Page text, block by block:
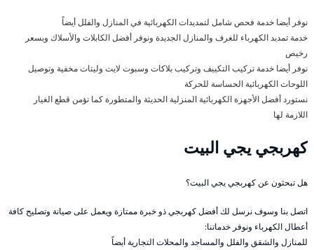
نوفر أيضا خدمة فحص شامل لتمديدات الكهربائية في المنازل والفلل أيضاً
خدمة تمديد الكهرباء للغرف والمنازل الجديدة ونوفر أفضل الكابلات والأسلاك وبسعر
رخيص
نوفر أيضا خدمة تركيب التكييف وتركيب بلاكات وسبوت لايت وليتات مخفية وتوصيل
اللوحات الكهربائية الحساسة للحركة
نستورد أفضل الأجهزة الكهربائية المنزلية الحديثة والمتطورة كما نؤمن قطع الغيار
اللازمة لها
كهربجي يجي البيت
هل تبحثون عن كهربجي يجي البيت؟
اتصل بنا وسوف نرسل لك أفضل كهربجي ذو خبرة ممتازة ويعمل على صيانة وتصليح كافة
أعطال الكهرباء ونوفر خدماتنا:
للمنازل والشقق والفلل والمساجد والمحلات التجارية أيضاً